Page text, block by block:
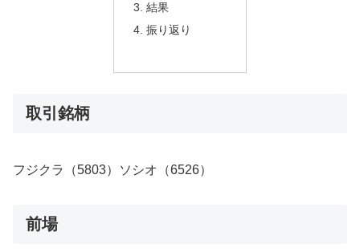
結果
振り返り
取引銘柄
フジクラ（5803）ソシオ（6526）
前場